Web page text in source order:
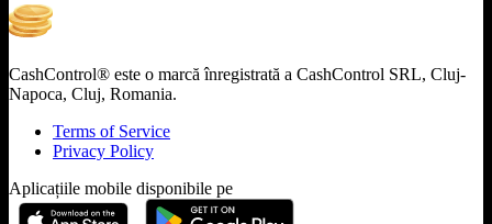
CashControl® este o marcă înregistrată a CashControl SRL, Cluj-
Napoca, Cluj, Romania.
Terms of Service
Privacy Policy
Aplicațiile mobile disponibile pe